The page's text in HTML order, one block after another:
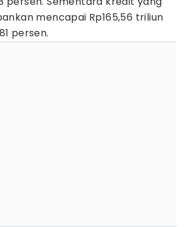
mencapai Rp165,56 triliun
persen.